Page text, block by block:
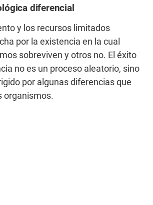
diferencial
y los recursos limitados
por la existencia en la cual
sobreviven y otros no. El éxito
no es un proceso aleatorio, sino
por algunas diferencias que
organismos.